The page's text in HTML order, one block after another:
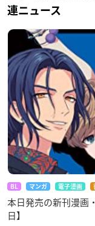
連ニュース
BL マンガ 電子漫画
本日発売の新刊漫画
日】